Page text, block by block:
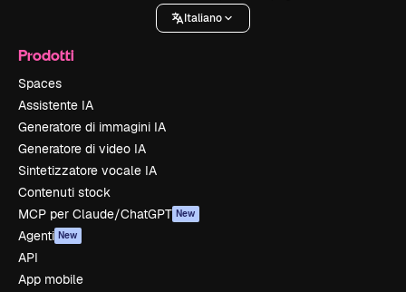
Italiano
Prodotti
Spaces
Assistente IA
Generatore di immagini IA
Generatore di video IA
Sintetizzatore vocale IA
Contenuti stock
MCP per Claude/ChatGPT New
Agenti New
API
App mobile